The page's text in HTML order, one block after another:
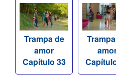
Trampa de
amor
Capítulo 33